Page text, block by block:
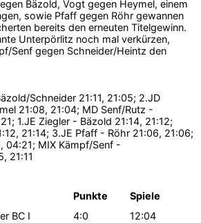
Bäzold, Vogt gegen Heymel, einem
sowie Pfaff gegen Röhr gewannen
bereits den erneuten Titelgewinn.
Unterpörlitz noch mal verkürzen,
Senf gegen Schneider/Heintz den
Schneider 21:11, 21:05; 2.JD
21:08, 21:04; MD Senf/Rutz -
1.JE Ziegler - Bäzold 21:14, 21:12;
21:14; 3.JE Pfaff - Röhr 21:06, 21:06;
04:21; MIX Kämpf/Senf -
21:11
Punkte
Spiele
BC I 4:0
12:04